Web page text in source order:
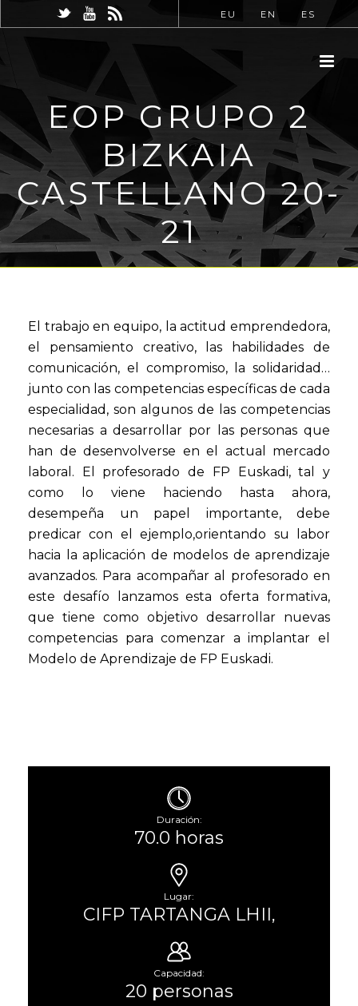
EU EN ES
EOP GRUPO 2
BIZKAIA
CASTELLANO 20-
21
El trabajo en equipo, la actitud emprendedora,
el pensamiento creativo, las habilidades de
comunicación, el compromiso, la solidaridad…
junto con las competencias específicas de cada
especialidad, son algunos de las competencias
necesarias a desarrollar por las personas que
han de desenvolverse en el actual mercado
laboral. El profesorado de FP Euskadi, tal y
como lo viene haciendo hasta ahora,
desempeña un papel importante, debe
predicar con el ejemplo,orientando su labor
hacia la aplicación de modelos de aprendizaje
avanzados. Para acompañar al profesorado en
este desafío lanzamos esta oferta formativa,
que tiene como objetivo desarrollar nuevas
competencias para comenzar a implantar el
Modelo de Aprendizaje de FP Euskadi.
Duración:
70.0 horas
Lugar:
CIFP TARTANGA LHII,
Capacidad:
20 personas